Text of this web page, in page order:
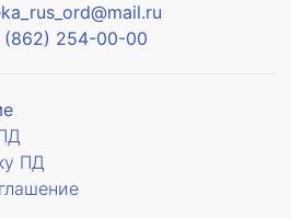
(862) 254-00-00
ПД